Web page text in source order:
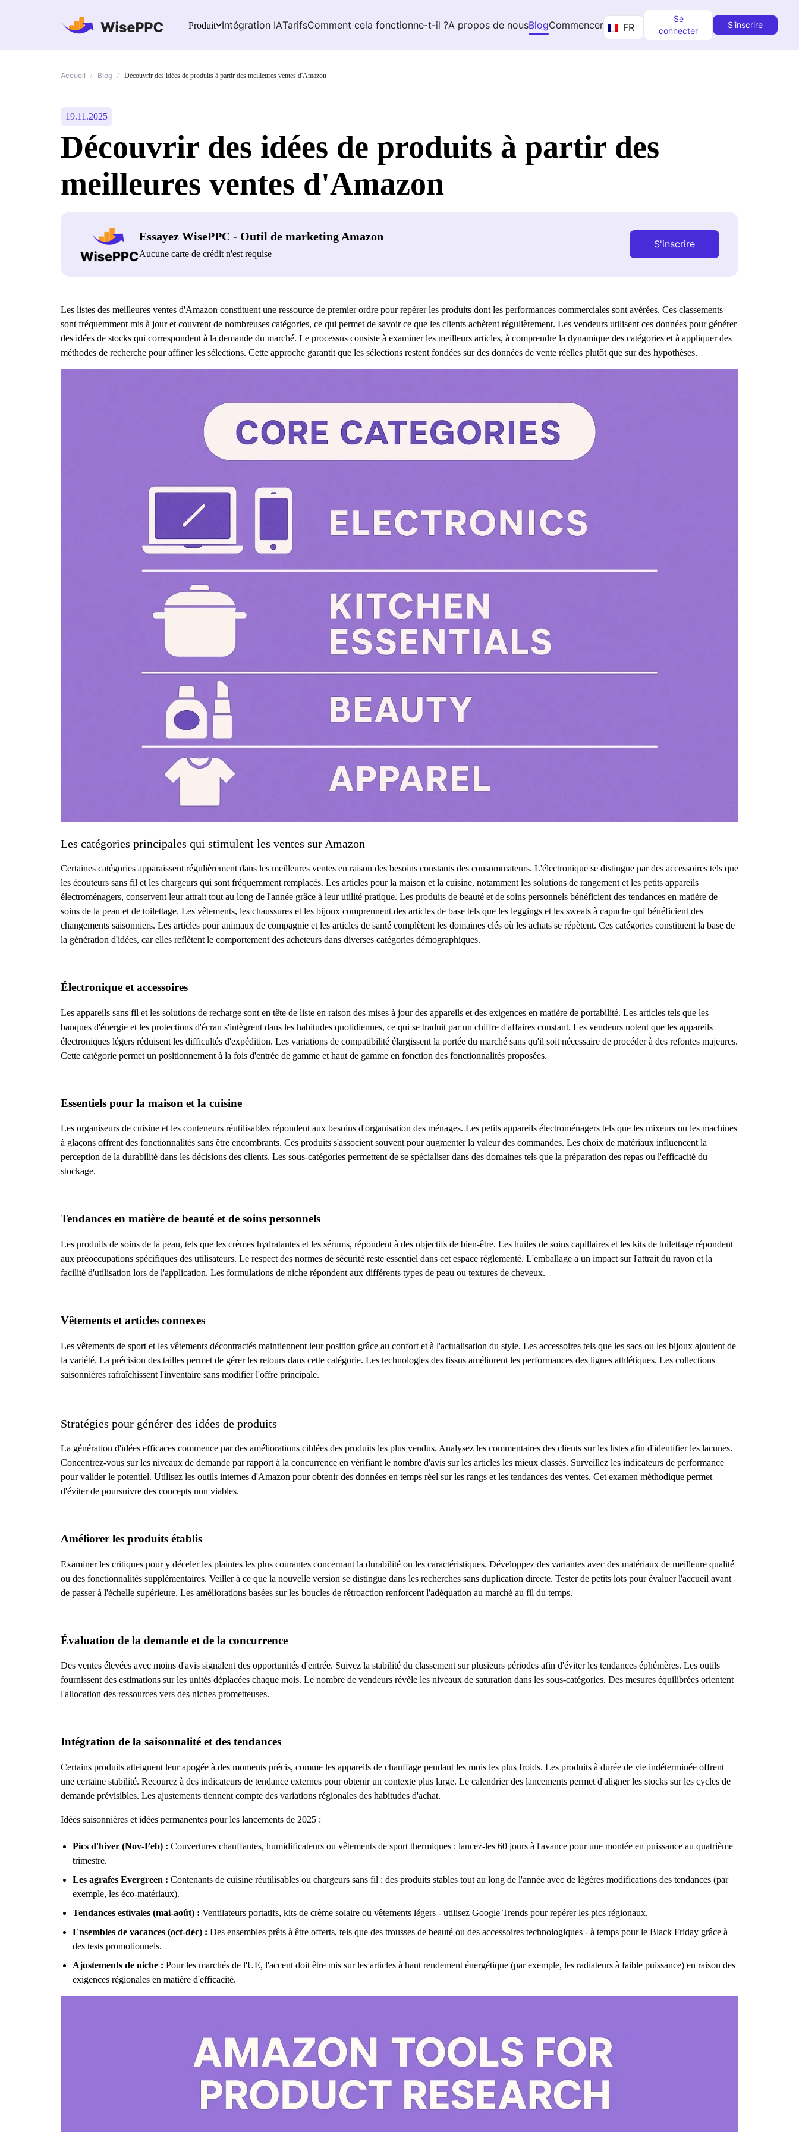
Produit Intégration IATarifsComment cela fonctionne-t-il ?A propos de nousBlogCommencer FR
Se
connecter
S'inscrire
Accueil / Blog / Découvrir des idées de produits à partir des meilleures ventes d'Amazon
19.11.2025
Découvrir des idées de produits à partir des
meilleures ventes d'Amazon
Essayez WisePPC - Outil de marketing Amazon
Aucune carte de crédit n'est requise
S'inscrire
Les listes des meilleures ventes d'Amazon constituent une ressource de premier ordre pour repérer les produits dont les performances commerciales sont avérées. Ces classements
sont fréquemment mis à jour et couvrent de nombreuses catégories, ce qui permet de savoir ce que les clients achètent régulièrement. Les vendeurs utilisent ces données pour générer
des idées de stocks qui correspondent à la demande du marché. Le processus consiste à examiner les meilleurs articles, à comprendre la dynamique des catégories et à appliquer des
méthodes de recherche pour affiner les sélections. Cette approche garantit que les sélections restent fondées sur des données de vente réelles plutôt que sur des hypothèses.
Les catégories principales qui stimulent les ventes sur Amazon
Certaines catégories apparaissent régulièrement dans les meilleures ventes en raison des besoins constants des consommateurs. L'électronique se distingue par des accessoires tels que
les écouteurs sans fil et les chargeurs qui sont fréquemment remplacés. Les articles pour la maison et la cuisine, notamment les solutions de rangement et les petits appareils
électroménagers, conservent leur attrait tout au long de l'année grâce à leur utilité pratique. Les produits de beauté et de soins personnels bénéficient des tendances en matière de
soins de la peau et de toilettage. Les vêtements, les chaussures et les bijoux comprennent des articles de base tels que les leggings et les sweats à capuche qui bénéficient des
changements saisonniers. Les articles pour animaux de compagnie et les articles de santé complètent les domaines clés où les achats se répètent. Ces catégories constituent la base de
la génération d'idées, car elles reflètent le comportement des acheteurs dans diverses catégories démographiques.
Électronique et accessoires
Les appareils sans fil et les solutions de recharge sont en tête de liste en raison des mises à jour des appareils et des exigences en matière de portabilité. Les articles tels que les
banques d'énergie et les protections d'écran s'intègrent dans les habitudes quotidiennes, ce qui se traduit par un chiffre d'affaires constant. Les vendeurs notent que les appareils
électroniques légers réduisent les difficultés d'expédition. Les variations de compatibilité élargissent la portée du marché sans qu'il soit nécessaire de procéder à des refontes majeures.
Cette catégorie permet un positionnement à la fois d'entrée de gamme et haut de gamme en fonction des fonctionnalités proposées.
Essentiels pour la maison et la cuisine
Les organiseurs de cuisine et les conteneurs réutilisables répondent aux besoins d'organisation des ménages. Les petits appareils électroménagers tels que les mixeurs ou les machines
à glaçons offrent des fonctionnalités sans être encombrants. Ces produits s'associent souvent pour augmenter la valeur des commandes. Les choix de matériaux influencent la
perception de la durabilité dans les décisions des clients. Les sous-catégories permettent de se spécialiser dans des domaines tels que la préparation des repas ou l'efficacité du
stockage.
Tendances en matière de beauté et de soins personnels
Les produits de soins de la peau, tels que les crèmes hydratantes et les sérums, répondent à des objectifs de bien-être. Les huiles de soins capillaires et les kits de toilettage répondent
aux préoccupations spécifiques des utilisateurs. Le respect des normes de sécurité reste essentiel dans cet espace réglementé. L'emballage a un impact sur l'attrait du rayon et la
facilité d'utilisation lors de l'application. Les formulations de niche répondent aux différents types de peau ou textures de cheveux.
Vêtements et articles connexes
Les vêtements de sport et les vêtements décontractés maintiennent leur position grâce au confort et à l'actualisation du style. Les accessoires tels que les sacs ou les bijoux ajoutent de
la variété. La précision des tailles permet de gérer les retours dans cette catégorie. Les technologies des tissus améliorent les performances des lignes athlétiques. Les collections
saisonnières rafraîchissent l'inventaire sans modifier l'offre principale.
Stratégies pour générer des idées de produits
La génération d'idées efficaces commence par des améliorations ciblées des produits les plus vendus. Analysez les commentaires des clients sur les listes afin d'identifier les lacunes.
Concentrez-vous sur les niveaux de demande par rapport à la concurrence en vérifiant le nombre d'avis sur les articles les mieux classés. Surveillez les indicateurs de performance
pour valider le potentiel. Utilisez les outils internes d'Amazon pour obtenir des données en temps réel sur les rangs et les tendances des ventes. Cet examen méthodique permet
d'éviter de poursuivre des concepts non viables.
Améliorer les produits établis
Examiner les critiques pour y déceler les plaintes les plus courantes concernant la durabilité ou les caractéristiques. Développez des variantes avec des matériaux de meilleure qualité
ou des fonctionnalités supplémentaires. Veiller à ce que la nouvelle version se distingue dans les recherches sans duplication directe. Tester de petits lots pour évaluer l'accueil avant
de passer à l'échelle supérieure. Les améliorations basées sur les boucles de rétroaction renforcent l'adéquation au marché au fil du temps.
Évaluation de la demande et de la concurrence
Des ventes élevées avec moins d'avis signalent des opportunités d'entrée. Suivez la stabilité du classement sur plusieurs périodes afin d'éviter les tendances éphémères. Les outils
fournissent des estimations sur les unités déplacées chaque mois. Le nombre de vendeurs révèle les niveaux de saturation dans les sous-catégories. Des mesures équilibrées orientent
l'allocation des ressources vers des niches prometteuses.
Intégration de la saisonnalité et des tendances
Certains produits atteignent leur apogée à des moments précis, comme les appareils de chauffage pendant les mois les plus froids. Les produits à durée de vie indéterminée offrent
une certaine stabilité. Recourez à des indicateurs de tendance externes pour obtenir un contexte plus large. Le calendrier des lancements permet d'aligner les stocks sur les cycles de
demande prévisibles. Les ajustements tiennent compte des variations régionales des habitudes d'achat.
Idées saisonnières et idées permanentes pour les lancements de 2025 :
Pics d'hiver (Nov-Feb) : Couvertures chauffantes, humidificateurs ou vêtements de sport thermiques : lancez-les 60 jours à l'avance pour une montée en puissance au quatrième
trimestre.
Les agrafes Evergreen : Contenants de cuisine réutilisables ou chargeurs sans fil : des produits stables tout au long de l'année avec de légères modifications des tendances (par
exemple, les éco-matériaux).
Tendances estivales (mai-août) : Ventilateurs portatifs, kits de crème solaire ou vêtements légers - utilisez Google Trends pour repérer les pics régionaux.
Ensembles de vacances (oct-déc) : Des ensembles prêts à être offerts, tels que des trousses de beauté ou des accessoires technologiques - à temps pour le Black Friday grâce à
des tests promotionnels.
Ajustements de niche : Pour les marchés de l'UE, l'accent doit être mis sur les articles à haut rendement énergétique (par exemple, les radiateurs à faible puissance) en raison des
exigences régionales en matière d'efficacité.